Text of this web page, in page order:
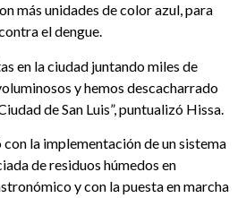
más unidades de color azul, para
el dengue.
en la ciudad juntando miles de
y hemos descacharrado
de San Luis”, puntualizó Hissa.
con la implementación de un sistema
de residuos húmedos en
y con la puesta en marcha